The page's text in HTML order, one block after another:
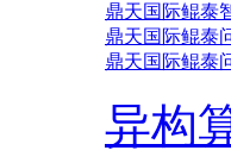
鼎天国际鲲泰
鼎天国际鲲泰
鼎天国际鲲泰
异构